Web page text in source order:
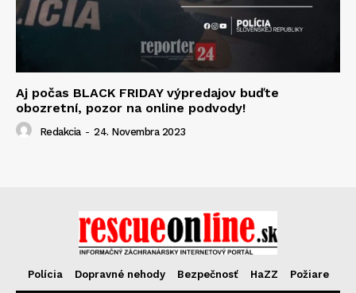
Aj počas BLACK FRIDAY výpredajov buďte
obozretní, pozor na online podvody!
Redakcia - 24. Novembra 2023
Polícia Dopravné nehody Bezpečnosť HaZZ Požiare